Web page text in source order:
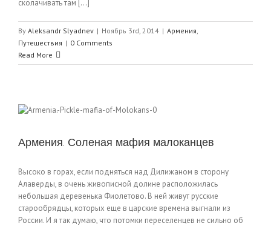
сколачивать там [...]
By Aleksandr Slyadnev | Ноябрь 3rd, 2014 | Армения,
Путешествия | 0 Comments
Read More
Армения. Соленая мафия малоканцев
Высоко в горах, если подняться над Дилижаном в сторону
Алаверды, в очень живописной долине расположилась
небольшая деревенька Фиолетово. В ней живут русские
старообрядцы, которых еще в царские времена выгнали из
России. И я так думаю, что потомки переселенцев не сильно об